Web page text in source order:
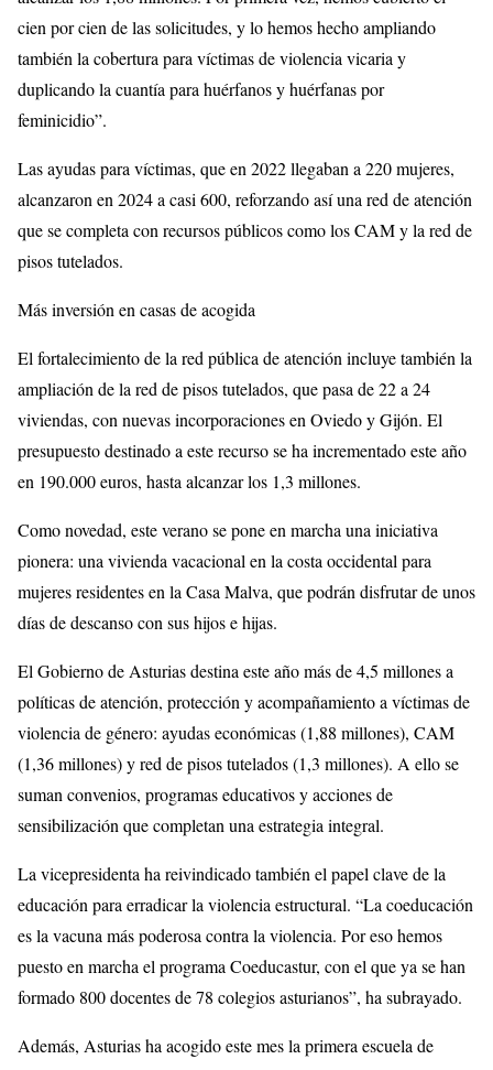
cien por cien de las solicitudes, y lo hemos hecho ampliando
también la cobertura para víctimas de violencia vicaria y
duplicando la cuantía para huérfanos y huérfanas por
feminicidio”.
Las ayudas para víctimas, que en 2022 llegaban a 220 mujeres,
alcanzaron en 2024 a casi 600, reforzando así una red de atención
que se completa con recursos públicos como los CAM y la red de
pisos tutelados.
Más inversión en casas de acogida
El fortalecimiento de la red pública de atención incluye también la
ampliación de la red de pisos tutelados, que pasa de 22 a 24
viviendas, con nuevas incorporaciones en Oviedo y Gijón. El
presupuesto destinado a este recurso se ha incrementado este año
en 190.000 euros, hasta alcanzar los 1,3 millones.
Como novedad, este verano se pone en marcha una iniciativa
pionera: una vivienda vacacional en la costa occidental para
mujeres residentes en la Casa Malva, que podrán disfrutar de unos
días de descanso con sus hijos e hijas.
El Gobierno de Asturias destina este año más de 4,5 millones a
políticas de atención, protección y acompañamiento a víctimas de
violencia de género: ayudas económicas (1,88 millones), CAM
(1,36 millones) y red de pisos tutelados (1,3 millones). A ello se
suman convenios, programas educativos y acciones de
sensibilización que completan una estrategia integral.
La vicepresidenta ha reivindicado también el papel clave de la
educación para erradicar la violencia estructural. “La coeducación
es la vacuna más poderosa contra la violencia. Por eso hemos
puesto en marcha el programa Coeducastur, con el que ya se han
formado 800 docentes de 78 colegios asturianos”, ha subrayado.
Además, Asturias ha acogido este mes la primera escuela de